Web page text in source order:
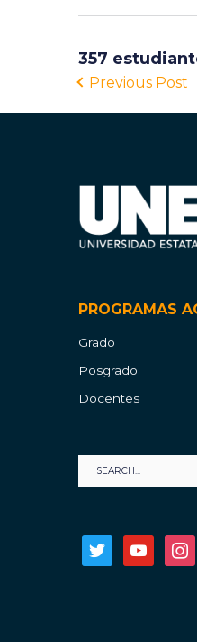
357
Previous Post
PROGRAMAS
Grado
Posgrado
Docentes
twitter youtube